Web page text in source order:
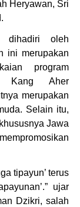
Heryawan, Sri
dihadiri oleh
ini merupakan
program
Kang Aher
merupakan
Selain itu,
Jawa
tipayun’ terus
ujar
Dzikri, salah